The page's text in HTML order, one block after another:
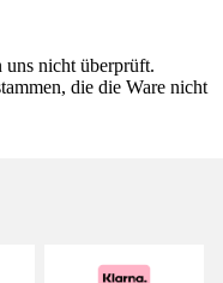
nicht überprüft.
die die Ware nicht